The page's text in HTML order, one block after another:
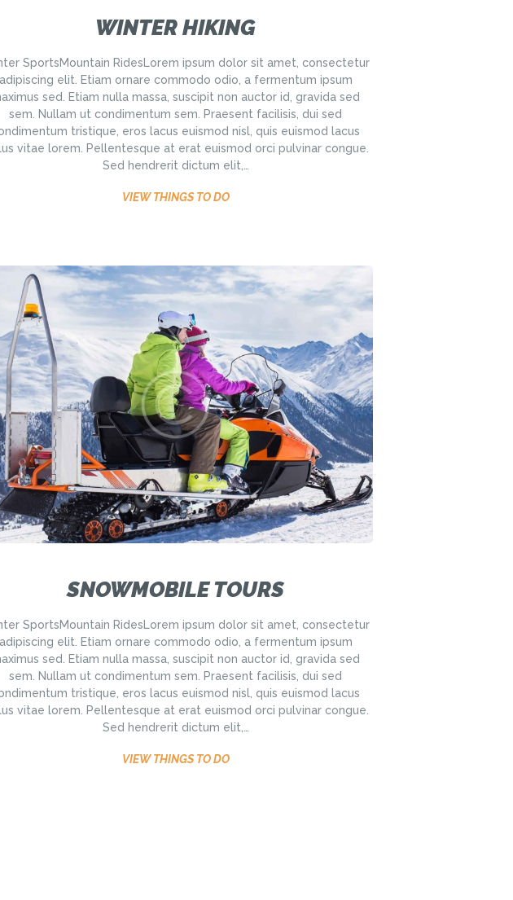
WINTER HIKING
SportsMountain RidesLorem ipsum dolor sit amet, consectetur
adipiscing elit. Etiam ornare commodo odio, a fermentum ipsum
sed. Etiam nulla massa, suscipit non auctor id, gravida sed
sem. Nullam ut condimentum sem. Praesent facilisis, dui sed
tristique, eros lacus euismod nisl, quis euismod lacus
vitae lorem. Pellentesque at erat euismod orci pulvinar congue.
Sed hendrerit dictum elit,…
VIEW THINGS TO DO
SNOWMOBILE TOURS
SportsMountain RidesLorem ipsum dolor sit amet, consectetur
adipiscing elit. Etiam ornare commodo odio, a fermentum ipsum
sed. Etiam nulla massa, suscipit non auctor id, gravida sed
sem. Nullam ut condimentum sem. Praesent facilisis, dui sed
tristique, eros lacus euismod nisl, quis euismod lacus
vitae lorem. Pellentesque at erat euismod orci pulvinar congue.
Sed hendrerit dictum elit,…
VIEW THINGS TO DO